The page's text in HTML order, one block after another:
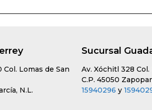
Col. Lomas de San
N.L.
Sucursal
Av. Xóchitl 328
C.P. 45050
15940296 y